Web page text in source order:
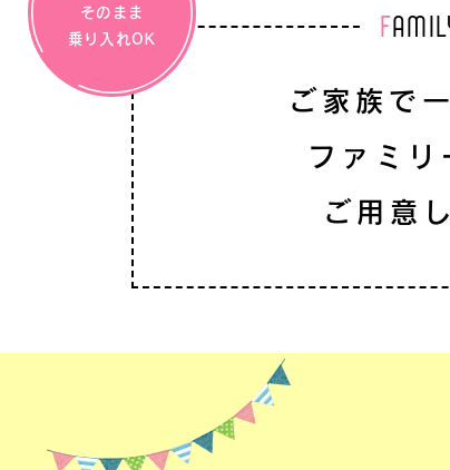
そのまま
乗り入れOK
F
ご家族で
ファミリ
ご用意